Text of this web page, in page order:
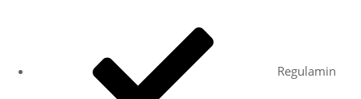
Regulamin